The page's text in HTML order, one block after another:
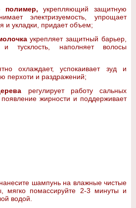
полимер, укрепляющий защитную
электризуемость, упрощает
и укладки, придает объем;
укрепляет защитный барьер,
и тусклость, наполняет волосы
охлаждает, успокаивает зуд и
перхоти и раздражений;
регулирует работу сальных
жирности и поддерживает
нанесите шампунь на влажные чистые
мягко помассируйте 2-3 минуты и
водой.